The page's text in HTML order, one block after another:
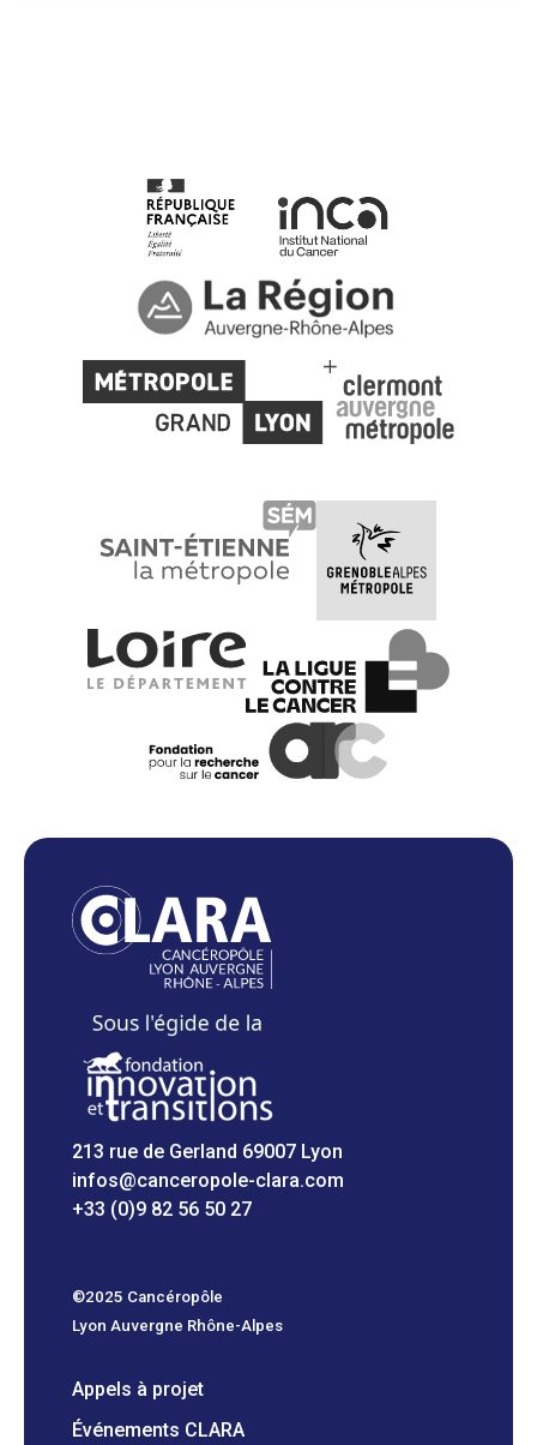
213 rue de Gerland 69007 Lyon
infos@canceropole-clara.com
+33 (0)9 82 56 50 27
©2025 Cancéropôle
Lyon Auvergne Rhône-Alpes
Appels à projet
Événements CLARA